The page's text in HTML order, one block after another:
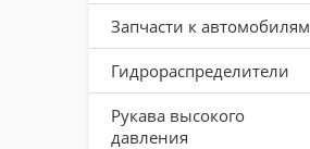
Запчасти к автомобилям
Гидрораспределители
Рукава высокого
давления